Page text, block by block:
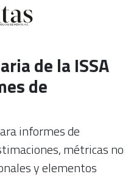
de la ISSA
de
informes de
métricas no
y elementos